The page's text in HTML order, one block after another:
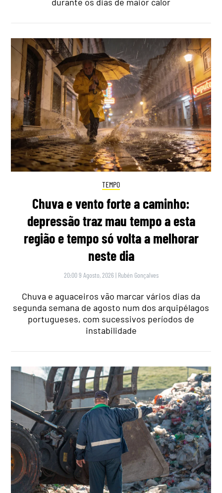
TEMPO
Chuva e vento forte a caminho:
depressão traz mau tempo a esta
região e tempo só volta a melhorar
neste dia
20:00 9 Agosto, 2026 | Rubén Gonçalves
Chuva e aguaceiros vão marcar vários dias da
segunda semana de agosto num dos arquipélagos
portugueses, com sucessivos períodos de
instabilidade